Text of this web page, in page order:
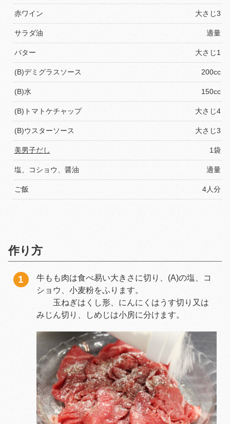
赤ワイン 大さじ3
サラダ油 適量
バター 大さじ1
(B)デミグラスソース 200cc
(B)水 150cc
(B)トマトケチャップ 大さじ4
(B)ウスターソース 大さじ3
美男子だし 1袋
塩、コショウ、醤油 適量
ご飯 4人分
作り方
牛もも肉は食べ易い大きさに切り、(A)の塩、コ
ショウ、小麦粉をふります。
玉ねぎはくし形、にんにくはうす切り又は
みじん切り、しめじは小房に分けます。